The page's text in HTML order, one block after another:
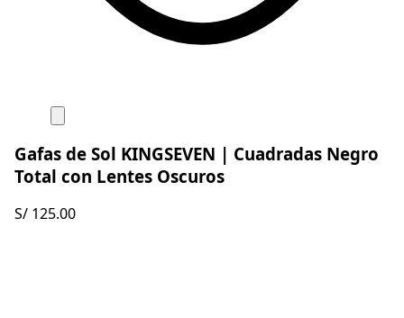
Gafas de Sol KINGSEVEN | Cuadradas Negro
Total con Lentes Oscuros
S/ 125.00